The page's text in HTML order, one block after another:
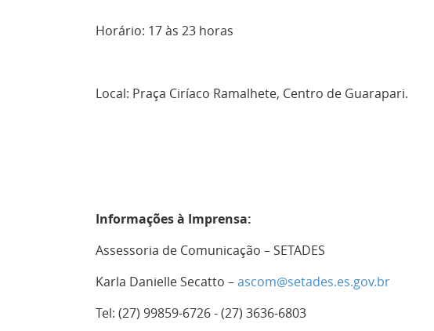
Horário: 17 às 23 horas
Local: Praça Ciríaco Ramalhete, Centro de Guarapari.
Informações à Imprensa:
Assessoria de Comunicação – SETADES
Karla Danielle Secatto –ascom@setades.es.gov.br
Tel: (27) 99859-6726 - (27) 3636-6803